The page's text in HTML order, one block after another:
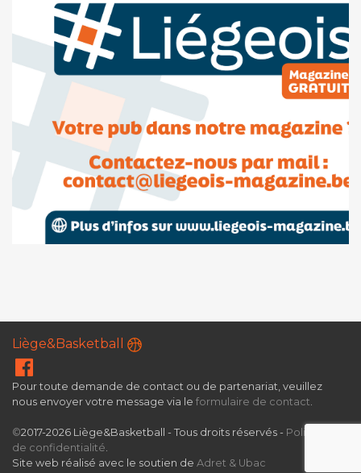
Liège&Basketball
Pour toute demande de contact ou de partenariat, veuillez
nous envoyer votre message via le formulaire de contact.
©2017-2026 Liège&Basketball - Tous droits réservés - Politique
de confidentialité.
Site web réalisé avec le soutien de Adret & Ubac